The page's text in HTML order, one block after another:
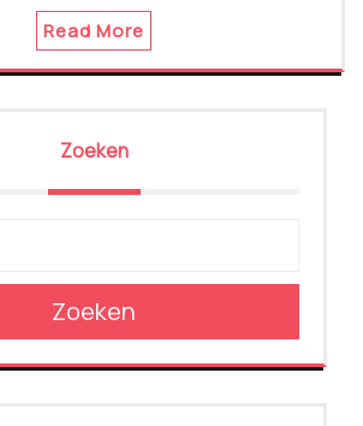
Read More
Zoeken
Zoeken